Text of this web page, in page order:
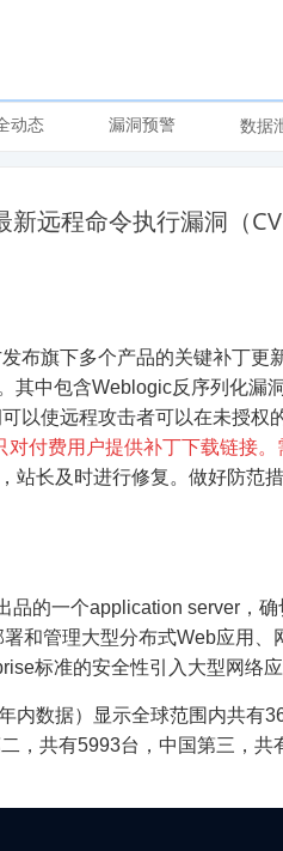
动态 漏洞预警 数据
远程命令执行漏洞（
布旗下多个产品的关键补丁
其中包含Weblogic反序列化漏
可以使远程攻击者可以在未授权
对付费用户提供补丁下载链接
站长及时进行修复。做好防范
品的一个application server，
和管理大型分布式Web应用
标准的安全性引入大型网络
内数据）显示全球范围内共有
，共有5993台，中国第三，